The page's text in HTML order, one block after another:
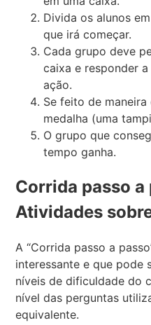
Divida os alunos
que irá começar.
Cada grupo deve
caixa e responder
ação.
Se feito de
medalha (uma
O grupo que
tempo ganha.
Corrida passo a
Atividades
A “Corrida passo a
interessante e que pode
níveis de dificuldade do
nível das perguntas
equivalente.